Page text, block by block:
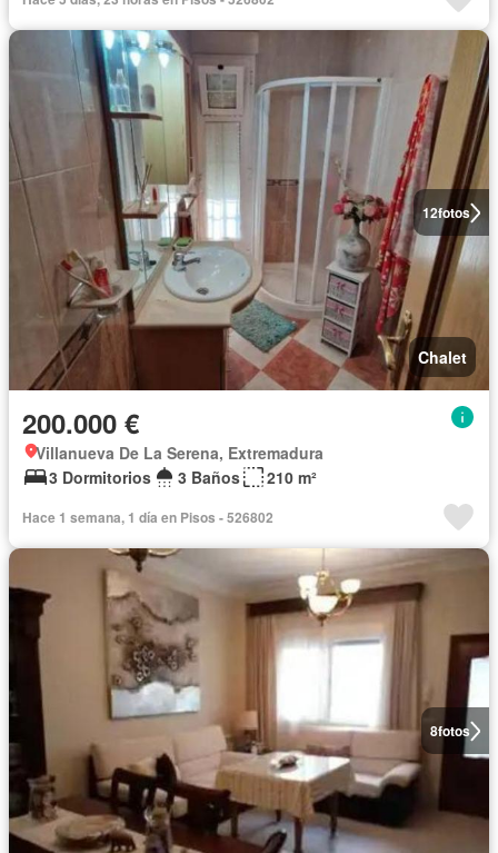
12fotos
Chalet
200.000 €
Villanueva De La Serena, Extremadura
3 Dormitorios
3 Baños 210 m²
Hace 1 semana, 1 día en Pisos - 526802
8fotos